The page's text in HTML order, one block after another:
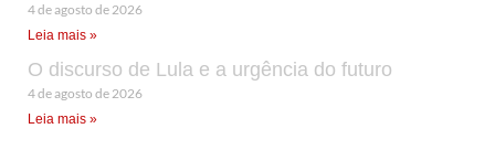
4 de agosto de 2026
Leia mais »
O discurso de Lula e a urgência do futuro
4 de agosto de 2026
Leia mais »